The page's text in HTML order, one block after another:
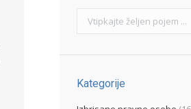
Search:
Kategorije